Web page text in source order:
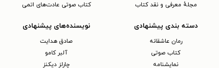
مجلهٔ معرفی و نقد کتاب
کتاب صوتی عادت‌های اتمی
دسته بندی پیشنهادی
رمان عاشقانه
کتاب‌ صوتی
نمایشنامه
نویسنده‌های پیشنهادی
صادق هدایت
آلبر کامو
چارلز دیکنز